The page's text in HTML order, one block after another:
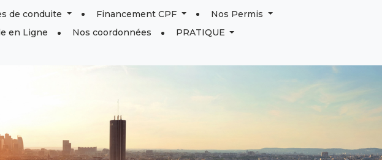
de conduite Financement CPF
Nos Permis
en Ligne Nos coordonnées
PRATIQUE